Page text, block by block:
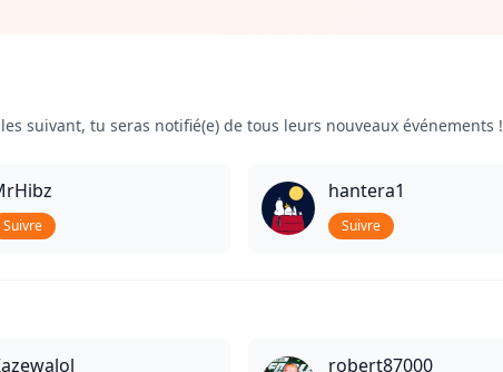
suivant, tu seras notifié(e) de tous leurs nouveaux événements !
Suivre
hantera1
Suivre
robert87000